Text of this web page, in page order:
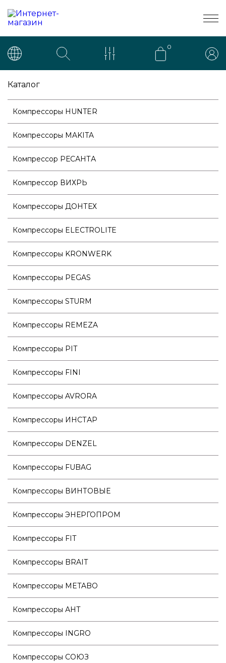
0
Каталог
Компрессоры HUNTER
Компрессоры MAKITA
Компрессор РЕСАНТА
Компрессор ВИХРЬ
Компрессоры ДОНТЕХ
Компрессоры ELECTROLITE
Компрессоры KRONWERK
Компрессоры PEGAS
Компрессоры STURM
Компрессоры REMEZA
Компрессоры PIT
Компрессоры FINI
Компрессоры AVRORA
Компрессоры ИНСТАР
Компрессоры DENZEL
Компрессоры FUBAG
Компрессоры ВИНТОВЫЕ
Компрессоры ЭНЕРГОПРОМ
Компрессоры FIT
Компрессоры BRAIT
Компрессоры METABO
Компрессоры АНТ
Компрессоры INGRO
Компрессоры СОЮЗ